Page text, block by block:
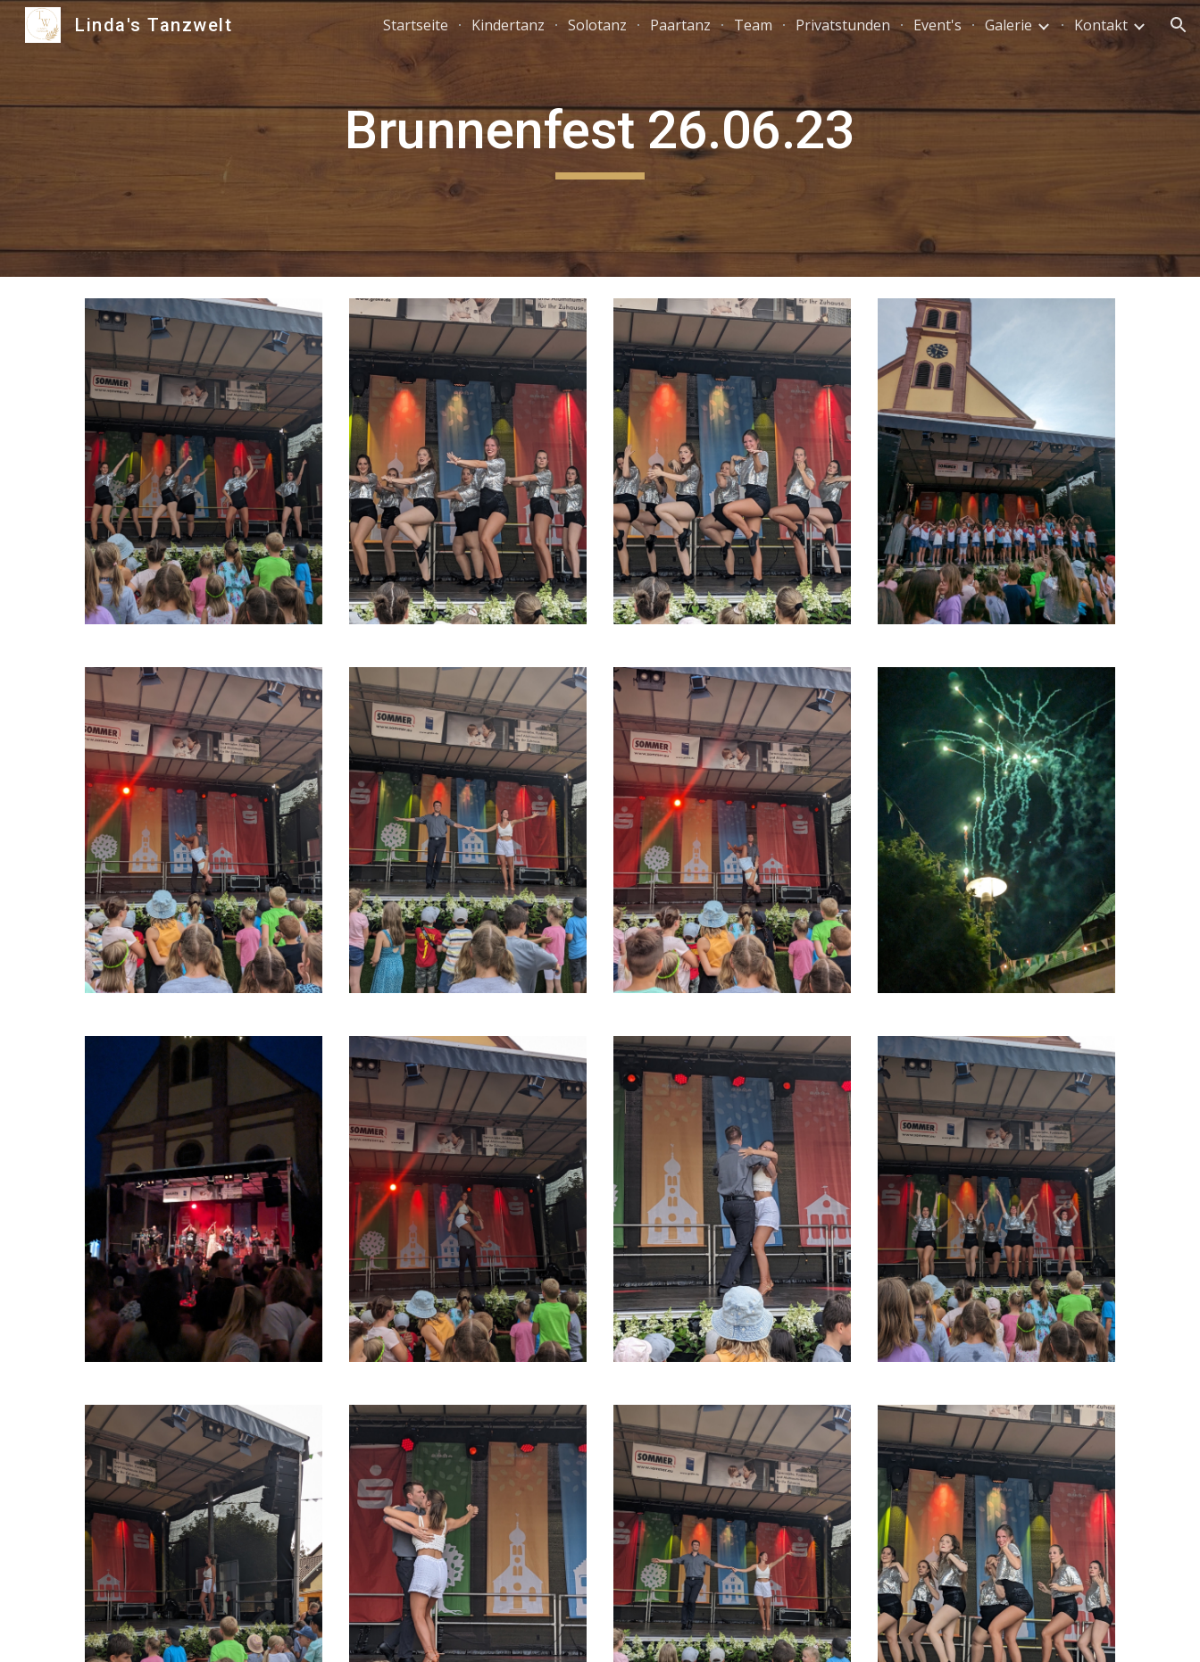
Skip to main content Skip to navigation
Linda's Tanzwelt Startseite Kindertanz Solotanz Paartanz Team Privatstunden Event's Galerie Kontakt
Brunnenfest 26.06.23